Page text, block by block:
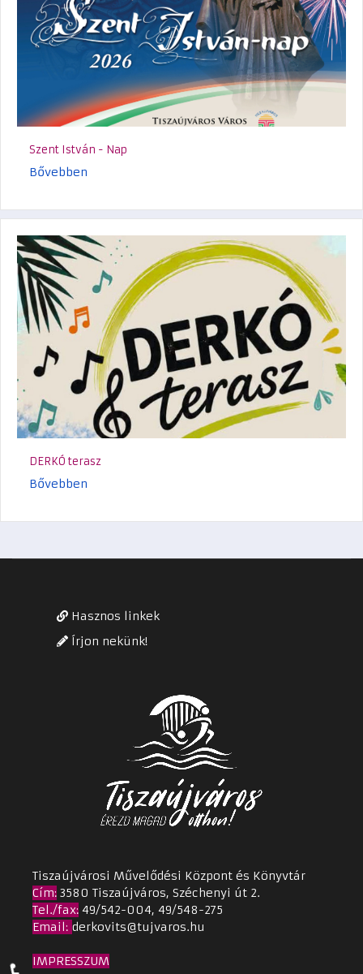
Szent István - Nap
Bővebben
DERKÓ terasz
Bővebben
Hasznos linkek
Írjon nekünk!
Tiszaújvárosi Művelődési Központ és Könyvtár
Cím: 3580 Tiszaújváros, Széchenyi út 2.
Tel./fax: 49/542-004, 49/548-275
Email: derkovits@tujvaros.hu
IMPRESSZUM